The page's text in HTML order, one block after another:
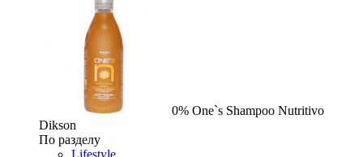
0% One`s Shampoo Nutritivo
Dikson
По разделу
Lifestyle